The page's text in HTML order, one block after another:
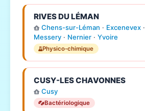
RIVES DU LÉMAN
Chens-sur-Léman · Excenevex·
Messery· Nernier· Yvoire
Physico-chimique
CUSY-LES CHAVONNES
Cusy
Bactériologique